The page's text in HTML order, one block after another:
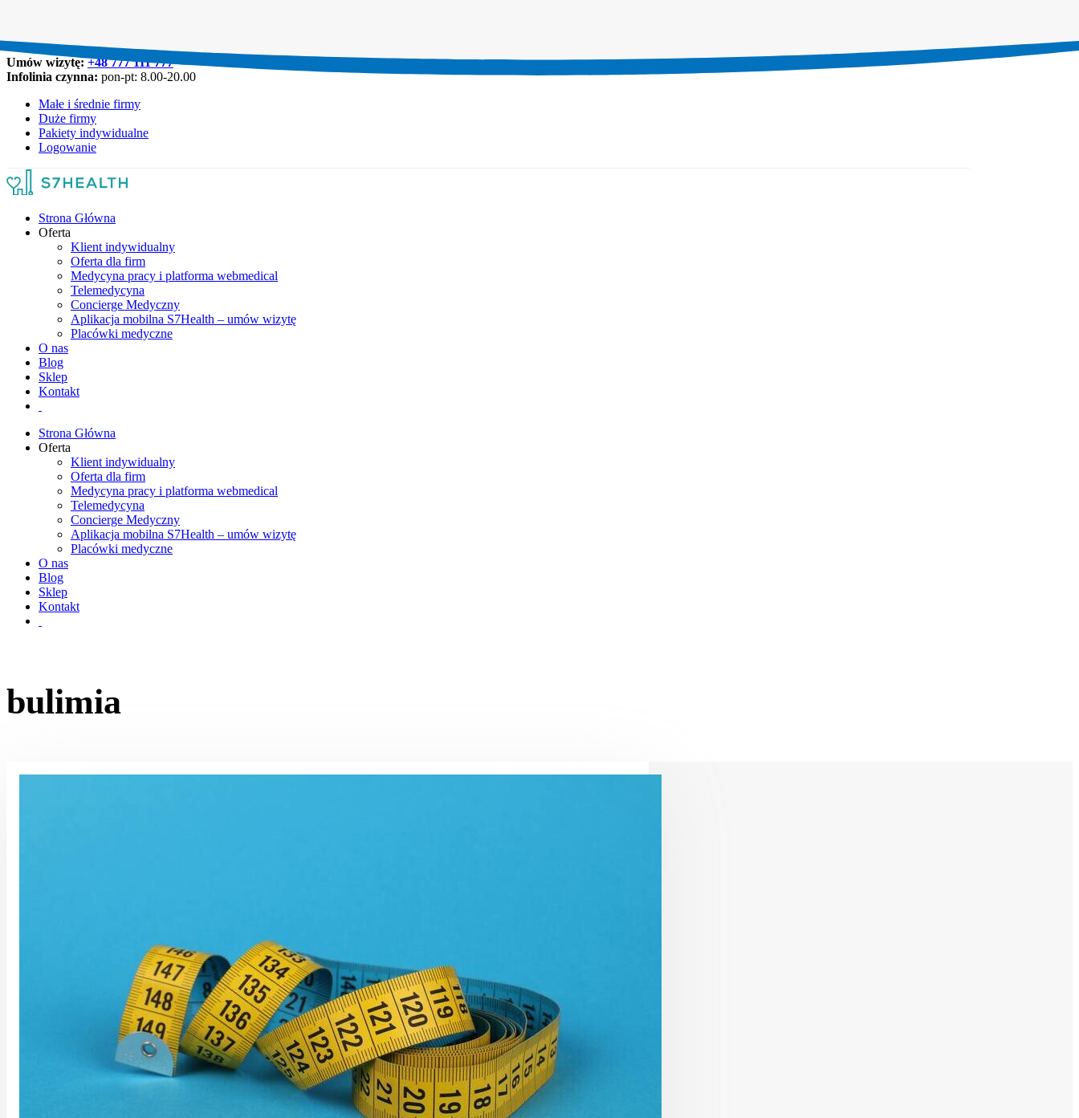
Umów wizytę:+48 777 111 777
Infolinia czynna: pon-pt: 8.00-20.00
Małe i średnie firmy
Duże firmy
Pakiety indywidualne
Logowanie
Strona Główna
Oferta
Klient indywidualny
Oferta dla firm
Medycyna pracy i platforma webmedical
Telemedycyna
Concierge Medyczny
Aplikacja mobilna S7Health – umów wizytę
Placówki medyczne
O nas
Blog
Sklep
Kontakt
Strona Główna
Oferta
Klient indywidualny
Oferta dla firm
Medycyna pracy i platforma webmedical
Telemedycyna
Concierge Medyczny
Aplikacja mobilna S7Health – umów wizytę
Placówki medyczne
O nas
Blog
Sklep
Kontakt
bulimia